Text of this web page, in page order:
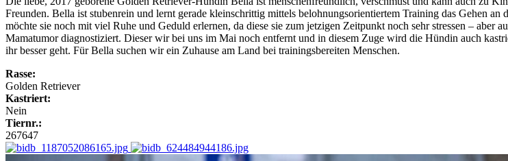
Freunden. Bella ist stubenrein und lernt gerade kleinschrittig mittels belohnungsorientiertem Training das Gehen
möchte sie noch mit viel Ruhe und Geduld erlernen, da diese sie zum jetzigen Zeitpunkt noch sehr stressen –
Mamatumor diagnostiziert. Dieser wir bei uns im Mai noch entfernt und in diesem Zuge wird die Hündin auch
ihr besser geht. Für Bella suchen wir ein Zuhause am Land bei trainingsbereiten Menschen.
Rasse:
Golden Retriever
Kastriert:
Nein
Tiernr.:
267647